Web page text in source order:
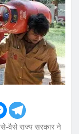
वैसे राज्य सरकार ने